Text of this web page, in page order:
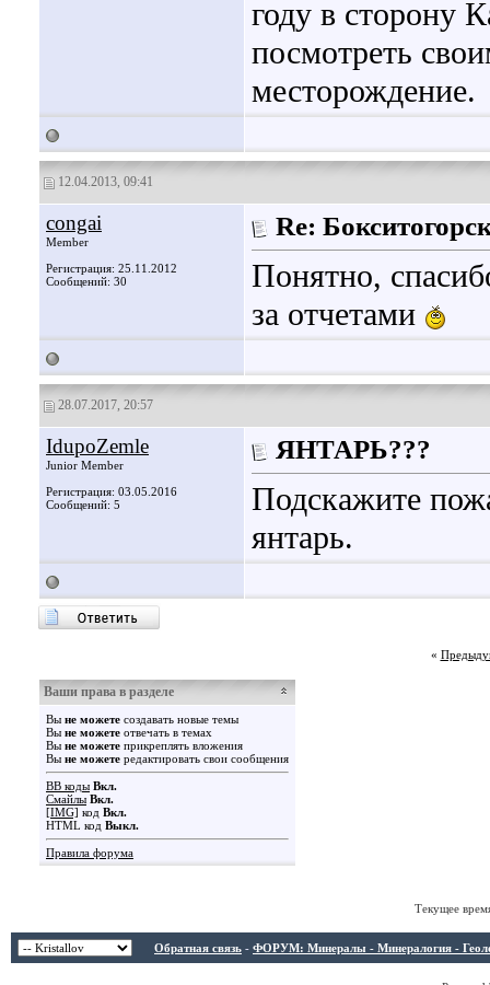
году в сторону
посмотреть
месторождение.
12.04.2013, 09:41
congai
Member
Регистрация: 25.11.2012
Сообщений: 30
Re:
Понятно,
за отчетами
28.07.2017, 20:57
IdupoZemle
Junior Member
Регистрация: 03.05.2016
Сообщений: 5
ЯНТАРЬ???
Подскажите
янтарь.
«
Ваши права в разделе
Вы не можете создавать новые темы
Вы не можете отвечать в темах
Вы не можете прикреплять вложения
Вы не можете редактировать свои сообщения
BB коды Вкл.
Смайлы Вкл.
[IMG] код Вкл.
HTML код Выкл.
Правила форума
Текущее
Обратная связь - ФОРУМ: Минералы - Минералогия -